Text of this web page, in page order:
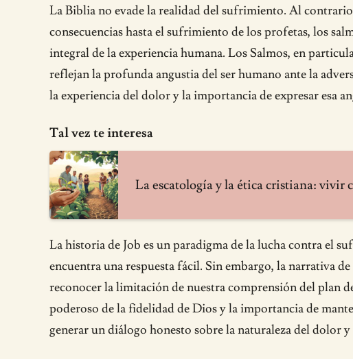
La Biblia no evade la realidad del sufrimiento. Al
consecuencias hasta el sufrimiento de los profetas, los
integral de la experiencia humana. Los Salmos, en
reflejan la profunda angustia del ser humano ante la
la experiencia del dolor y la importancia de expresar esa
Tal vez te interesa
La escatología y la ética cristiana: vivir
La historia de Job es un paradigma de la lucha contra el
encuentra una respuesta fácil. Sin embargo, la narrativa
reconocer la limitación de nuestra comprensión del plan
poderoso de la fidelidad de Dios y la importancia de
generar un diálogo honesto sobre la naturaleza del dolor